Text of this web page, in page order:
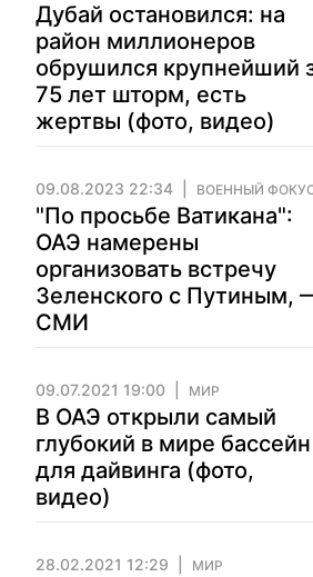
Дубай остановился: на
район миллионеров
обрушился крупнейший
75 лет шторм, есть
жертвы (фото, видео)
09.08.2023 22:34 ВОЕННЫЙ
"По просьбе Ватикана":
ОАЭ намерены
организовать встречу
Зеленского с Путиным,
СМИ
09.07.2021 19:00 МИР
В ОАЭ открыли самый
глубокий в мире бассейн
для дайвинга (фото,
видео)
28.02.2021 12:29 МИР